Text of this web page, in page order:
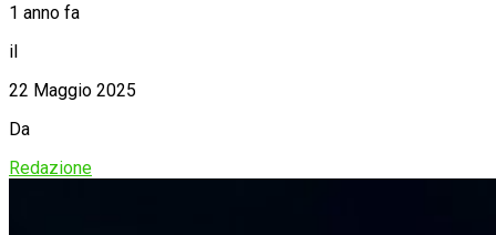
1 anno fa
il
22 Maggio 2025
Da
Redazione